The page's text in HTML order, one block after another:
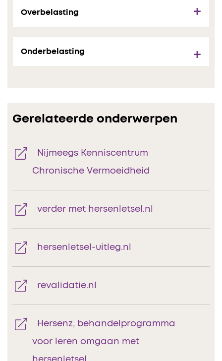
Overbelasting
Onderbelasting
Gerelateerde onderwerpen
Nijmeegs Kenniscentrum
Chronische Vermoeidheid
verder met hersenletsel.nl
hersenletsel-uitleg.nl
revalidatie.nl
Hersenz, behandelprogramma
voor leren omgaan met